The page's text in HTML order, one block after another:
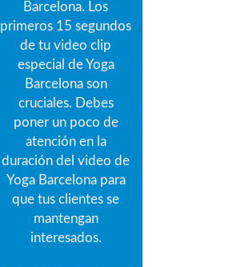
Barcelona. Los
primeros 15 segundos
de tu video clip
especial de Yoga
Barcelona son
cruciales. Debes
poner un poco de
atención en la
duración del video de
Yoga Barcelona para
que tus clientes se
mantengan
interesados.